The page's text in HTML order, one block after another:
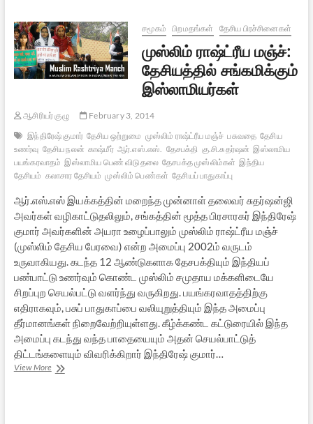
பார்வை
சமூகம் பிறமதங்கள் தேசிய பிரச்சினைகள்
முஸ்லிம் ராஷ்ட்ரீய மஞ்ச்:
தேசியத்தில் சங்கமிக்கும்
இஸ்லாமியர்கள்
ஆசிரியர் குழு
February 3, 2014
இந்திரேஷ் குமார் தேசிய ஒற்றுமை முஸ்லிம் ராஷ்ட்ரீய மஞ்ச் பசுவதை தேசிய
உணர்வு தேசிய நலன் காஷ்மீர் ஆர்.எஸ்.எஸ். தேசபக்தி கு.சி.சுதர்ஷன் இஸ்லாமிய
பயங்கரவாதம் இஸ்லாமிய பெண் விடுதலை தேசபக்த முஸ்லிம்கள் இந்திய
தேசியம் கலாசார தேசியம் முஸ்லிம் பெண்கள் தேசியப் பாதுகாப்பு
ஆர்.எஸ்.எஸ் இயக்கத்தின் மறைந்த முன்னாள் தலைவர் சுதர்ஷன்ஜி
அவர்கள் வழிகாட்டுதலிலும், சங்கத்தின் மூத்த பிரசாரகர் இந்திரேஷ்
குமார் அவர்களின் அயரா உழைப்பாலும் முஸ்லிம் ராஷ்ட்ரீய மஞ்ச்
(முஸ்லிம் தேசிய பேரவை) என்ற அமைப்பு 2002ம் வருடம்
உருவாகியது. கடந்த 12 ஆண்டுகளாக தேசபக்தியும் இந்தியப்
பண்பாட்டு உணர்வும் கொண்ட முஸ்லிம் சமுதாய மக்களிடையே
சிறப்புற செயல்பட்டு வளர்ந்து வருகிறது. பயங்கரவாதத்திற்கு
எதிராகவும், பசுப் பாதுகாப்பை வலியுறுத்தியும் இந்த அமைப்பு
தீர்மானங்கள் நிறைவேற்றியுள்ளது. கீழ்க்கண்ட கட்டுரையில் இந்த
அமைப்பு கடந்து வந்த பாதையையும் அதன் செயல்பாட்டுத்
திட்டங்களையும் விவரிக்கிறார் இந்திரேஷ் குமார்…
View Moreமுஸ்லிம்